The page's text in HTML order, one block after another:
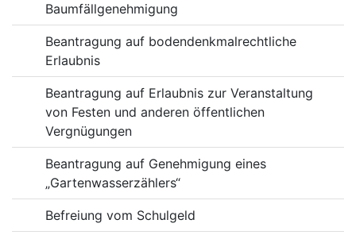
Baumfällgenehmigung
Beantragung auf bodendenkmalrechtliche
Erlaubnis
Beantragung auf Erlaubnis zur Veranstaltung
von Festen und anderen öffentlichen
Vergnügungen
Beantragung auf Genehmigung eines
„Gartenwasserzählers“
Befreiung vom Schulgeld